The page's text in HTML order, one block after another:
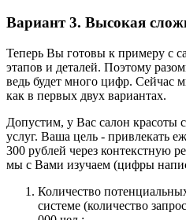
Вариант 3. Высокая
Теперь Вы готовы к примеру с
этапов и деталей. Поэтому
ведь будет много цифр. Сейчас
как в первых двух вариантах.
Допустим, у Вас салон красоты
услуг. Ваша цель - привлекать
300 рублей через контекстную
мы с Вами изучаем (цифры
Количество
системе (количество